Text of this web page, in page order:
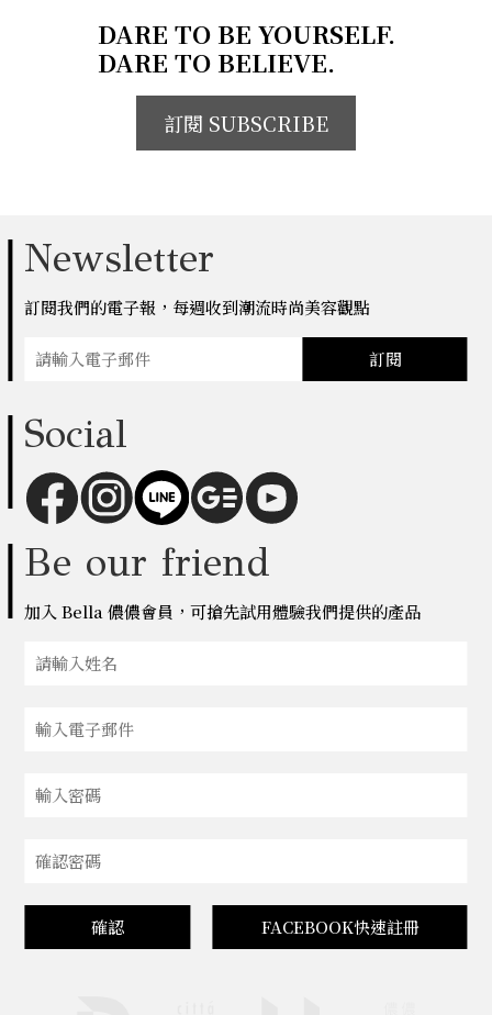
DARE TO BE YOURSELF.
DARE TO BELIEVE.
訂閱 SUBSCRIBE
Newsletter
訂閱我們的電子報，每週收到潮流時尚美容觀點
訂閱
Social
Be our friend
加入 Bella 儂儂會員，可搶先試用體驗我們提供的產品
確認 FACEBOOK快速註冊